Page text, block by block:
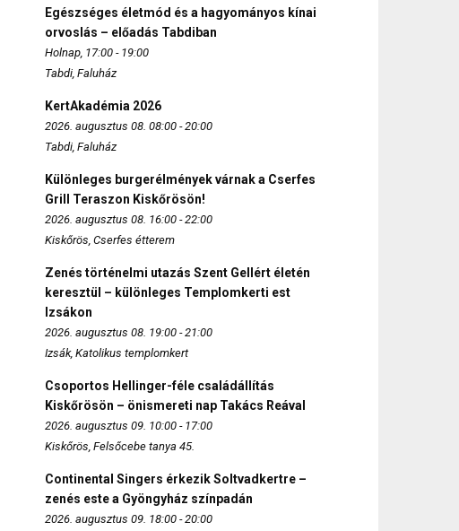
Egészséges életmód és a hagyományos kínai
orvoslás – előadás Tabdiban
Holnap, 17:00 - 19:00
Tabdi, Faluház
KertAkadémia 2026
2026. augusztus 08. 08:00 - 20:00
Tabdi, Faluház
Különleges burgerélmények várnak a Cserfes
Grill Teraszon Kiskőrösön!
2026. augusztus 08. 16:00 - 22:00
Kiskőrös, Cserfes étterem
Zenés történelmi utazás Szent Gellért életén
keresztül – különleges Templomkerti est
Izsákon
2026. augusztus 08. 19:00 - 21:00
Izsák, Katolikus templomkert
Csoportos Hellinger-féle családállítás
Kiskőrösön – önismereti nap Takács Reával
2026. augusztus 09. 10:00 - 17:00
Kiskőrös, Felsőcebe tanya 45.
Continental Singers érkezik Soltvadkertre –
zenés este a Gyöngyház színpadán
2026. augusztus 09. 18:00 - 20:00